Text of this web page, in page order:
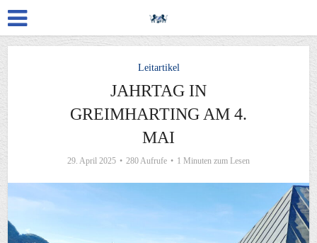
Leitartikel
JAHRTAG IN
GREIMHARTING AM 4.
MAI
29. April 2025 280 Aufrufe 1 Minuten zum Lesen